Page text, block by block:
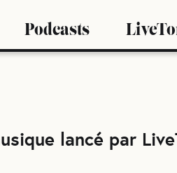
Podcasts
lancé par